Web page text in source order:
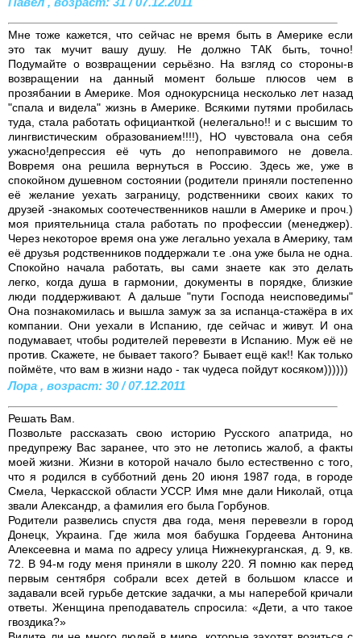
Мне тоже кажется, что сейчас не время быть в Америке если
это так мучит вашу душу. Не должно ТАК быть, точно!
Подумайте о возвращении серьёзно. На взгляд со стороны-в
возвращении на данный момент больше плюсов чем в
прозябании в Америке. Моя однокурсница несколько лет назад
"спала и видела" жизнь в Америке. Всякими путями пробилась
туда, стала работать официанткой (нелегально!! и с высшим то
лингвистическим образованием!!!!), НО чувстовала она себя
ужасно!депрессия её чуть до непоправимого не довела.
Вовремя она решила вернуться в Россию. Здесь же, уже в
спокойном душевном состоянии (родители приняли постепенно
её желание уехать заграницу, родственники своих каких то
друзей -знакомых соотечественников нашли в Америке и проч.)
моя приятельница стала работать по профессии (менеджер).
Через некоторое время она уже легально уехала в Америку, там
её друзья родственников поддержали т.е .она уже была не одна.
Спокойно начала работать, вы сами знаете как это делать
легко, когда душа в гармонии, документы в порядке, близкие
люди поддерживают. А дальше "пути Господа неисповедимы"
Она познакомилась и вышла замуж за за испанца-стажёра в их
компании. Они уехали в Испанию, где сейчас и живут. И она
подумавает, чтобы родителей перевезти в Испанию. Муж её не
против. Скажете, не бывает такого? Бывает ещё как!! Как только
поймёте, что вам в жизни надо - так чудеса пойдут косяком))))))
Лора , возраст: 30 / 07.12.2011
Решать Вам.
Позвольте рассказать свою историю Русского апатрида, но
предупрежу Вас заранее, что это не летопись жалоб, а факты
моей жизни. Жизни в которой начало было естественно с того,
что я родился в субботний день 20 июня 1987 года, в городе
Смела, Черкасской области УССР. Имя мне дали Николай, отца
звали Александр, а фамилия его была Горбунов.
Родители развелись спустя два года, меня перевезли в город
Донецк, Украина. Где жила моя бабушка Гордеева Антонина
Алексеевна и мама по адресу улица Нижнекурганская, д. 9, кв.
72. В 94-м году меня приняли в школу 220. Я помню как перед
первым сентября собрали всех детей в большом классе и
задавали всей гурьбе детские задачки, а мы наперебой кричали
ответы. Женщина преподаватель спросила: «Дети, а что такое
гвоздика?»